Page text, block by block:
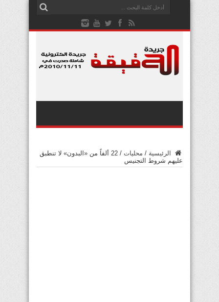
الرئيسية / محليات /
22 ألفاً من «البدون» لا تنطبق
عليهم شروط التجنيس